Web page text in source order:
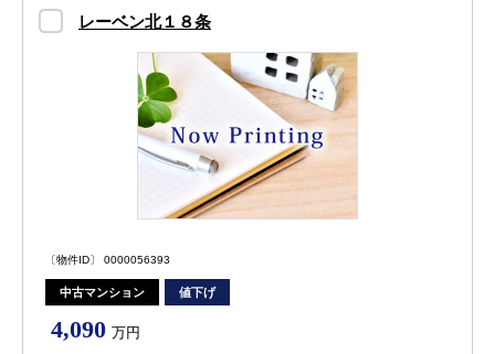
レーベン北１８条
〔物件ID〕 0000056393
中古マンション 値下げ
4,090 万円